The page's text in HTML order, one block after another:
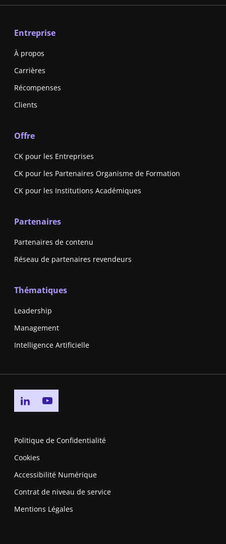
Entreprise
À propos
Carrières
Récompenses
Clients
Offre
CK pour les Entreprises
CK pour les Partenaires Organisme de Formation
CK pour les Institutions Académiques
Partenaires
Partenaires de contenu
Réseau de partenaires revendeurs
Thématiques
Leadership
Management
Intelligence Artificielle
Go to linkedin page
Politique de Confidentialité
Cookies
Accessibilité Numérique
Contrat de niveau de service
Mentions Légales